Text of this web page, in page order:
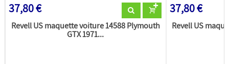
37,80 €
Revell US maquette voiture 14588 Plymouth
GTX 1971...
37,80 €
Revell US